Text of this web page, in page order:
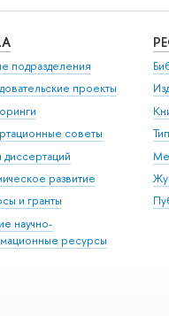
подразделения
проекты
советы
диссертаций
развитие
и гранты
научно-
ресурсы